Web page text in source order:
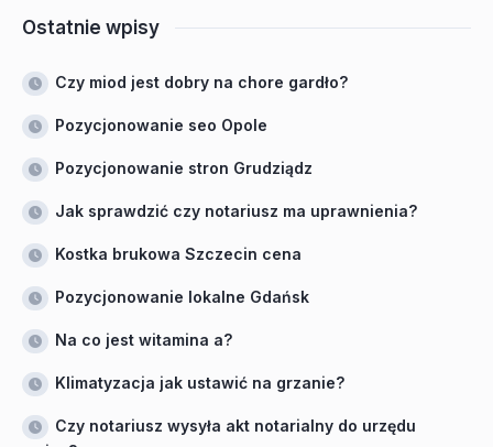
Ostatnie wpisy
Czy miod jest dobry na chore gardło?
Pozycjonowanie seo Opole
Pozycjonowanie stron Grudziądz
Jak sprawdzić czy notariusz ma uprawnienia?
Kostka brukowa Szczecin cena
Pozycjonowanie lokalne Gdańsk
Na co jest witamina a?
Klimatyzacja jak ustawić na grzanie?
Czy notariusz wysyła akt notarialny do urzędu